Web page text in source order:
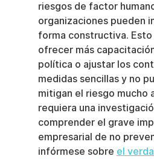
riesgos de factor
organizaciones pueden
forma constructiva.
ofrecer más
política o ajustar los
medidas sencillas y no
mitigan el riesgo mucho
requiera una
comprender el grave
empresarial de no
infórmese sobre el